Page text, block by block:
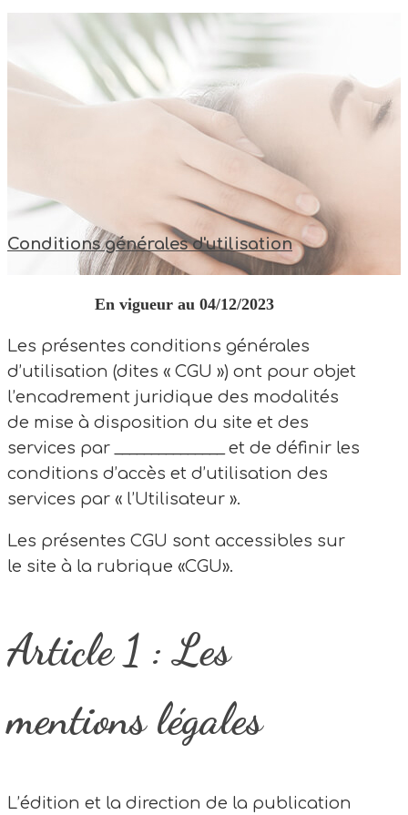
Conditions générales d'utilisation
En vigueur au 04/12/2023
Les présentes conditions générales
d’utilisation (dites « CGU ») ont pour objet
l’encadrement juridique des modalités
de mise à disposition du site et des
services par _______________ et de définir les
conditions d’accès et d’utilisation des
services par « l’Utilisateur ».
Les présentes CGU sont accessibles sur
le site à la rubrique «CGU».
Article 1 : Les
mentions légales
L’édition et la direction de la publication